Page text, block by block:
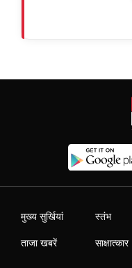
मुख्य सुर्खियां
ताजा खबरें
स्तंभ
साक्षात्कार